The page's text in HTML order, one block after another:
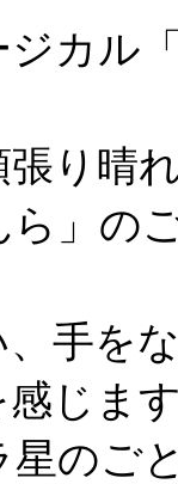
カル
り晴
ら」の
手を
じま
のご